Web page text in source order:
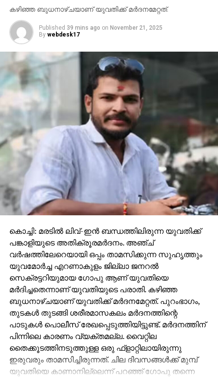
കഴിഞ്ഞ ബുധനാഴ്ചയാണ് യുവതിക്ക് മര്‍ദനമേറ്റത്.
Published 39 mins ago on November 21, 2025
By webdesk17
കൊച്ചി: മരടില്‍ ലിവ്-ഇന്‍ ബന്ധത്തിലിരുന്ന യുവതിക്ക്
പങ്കാളിയുടെ അതിക്രൂരമര്‍ദനം. അഞ്ച്
വര്‍ഷത്തിലേറെയായി ഒപ്പം താമസിക്കുന്ന സുഹൃത്തും
യുവമോര്‍ച്ച എറണാകുളം ജില്ലാ ജനറല്‍
സെക്രട്ടറിയുമായ ഗോപു ആണ് യുവതിയെ
മര്‍ദിച്ചതെന്നാണ് യുവതിയുടെ പരാതി. കഴിഞ്ഞ
ബുധനാഴ്ചയാണ് യുവതിക്ക് മര്‍ദനമേറ്റത്. പുറംഭാഗം,
തുടകള്‍ തുടങ്ങി ശരീരമാസകലം മര്‍ദനത്തിന്റെ
പാടുകള്‍ പൊലീസ് രേഖപ്പെടുത്തിയിട്ടുണ്ട്. മര്‍ദനത്തിന്
പിന്നിലെ കാരണം വ്യക്തമല്ല. വൈറ്റില
തൈക്കൂടത്തിനടുത്തുള്ള ഒരു ഫ്‌ളാറ്റിലായിരുന്നു
ഇരുവരും താമസിച്ചിരുന്നത്. ചില ദിവസങ്ങള്‍ക്ക് മുമ്പ്
യുവതിയെ കാണാനില്ലെന്ന് പറഞ്ഞ് ഗോപു തന്നെ